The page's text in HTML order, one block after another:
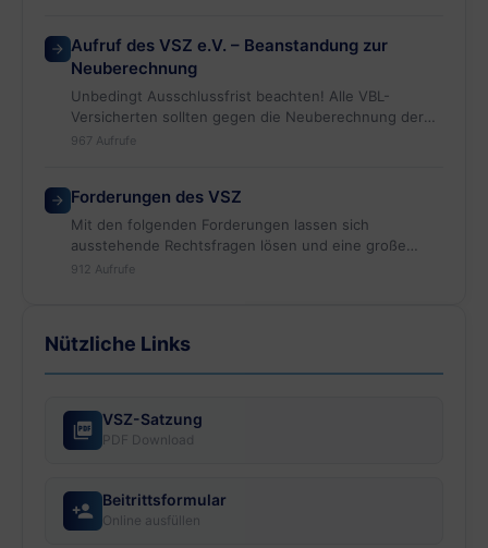
Aufruf des VSZ e.V. – Beanstandung zur
Neuberechnung
Unbedingt Ausschlussfrist beachten! Alle VBL-
Versicherten sollten gegen die Neuberechnung der
Startgutschrift 2018 durch
nur 6…
967 Aufrufe
Forderungen des VSZ
Mit den folgenden Forderungen lassen sich
ausstehende Rechtsfragen lösen und eine große
Anzahl von Renten gerechterweise verbessern,…
912 Aufrufe
Nützliche Links
VSZ-Satzung
PDF Download
Beitrittsformular
Online ausfüllen